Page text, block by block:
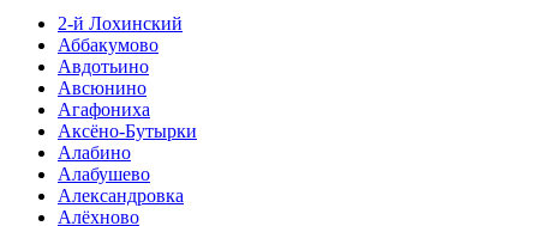
2-й Лохинский
Аббакумово
Авдотьино
Авсюнино
Агафониха
Аксёно-Бутырки
Алабино
Алабушево
Александровка
Алёхново